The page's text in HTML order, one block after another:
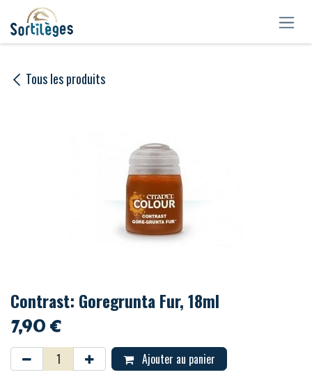
Se rendre au contenu
Tous les produits
Contrast: Goregrunta Fur, 18ml
7,90€
Ajouter au panier